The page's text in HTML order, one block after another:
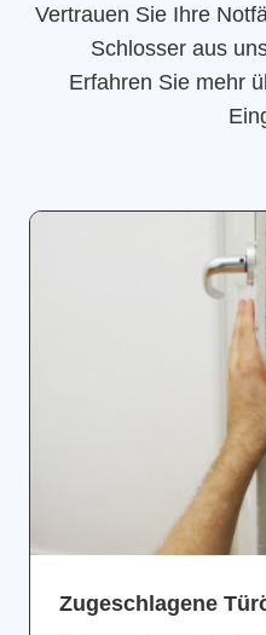
Vertrauen Sie Ihre
Schlosser aus
Erfahren Sie mehr
Zugeschlagene